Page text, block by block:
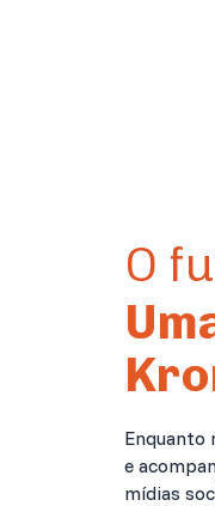
O
Enquanto
e
mídias